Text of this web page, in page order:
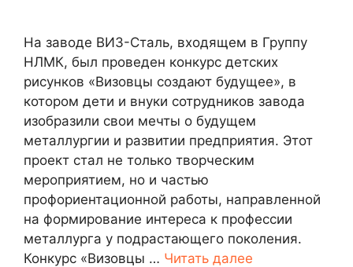
На заводе ВИЗ-Сталь, входящем в Группу
НЛМК, был проведен конкурс детских
рисунков «Визовцы создают будущее», в
котором дети и внуки сотрудников завода
изобразили свои мечты о будущем
металлургии и развитии предприятия. Этот
проект стал не только творческим
мероприятием, но и частью
профориентационной работы, направленной
на формирование интереса к профессии
металлурга у подрастающего поколения.
Конкурс «Визовцы … Читать далее